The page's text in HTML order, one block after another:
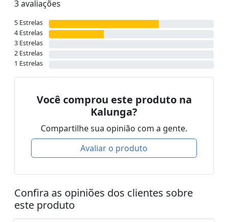
3 avaliações
5 Estrelas
4 Estrelas
3 Estrelas
2 Estrelas
1 Estrelas
Você comprou este produto na
Kalunga?
Compartilhe sua opinião com a gente.
Avaliar o produto
Confira as opiniões dos clientes sobre
este produto